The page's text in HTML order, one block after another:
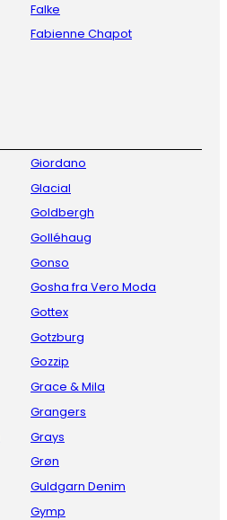
Falke
Fabienne Chapot
Giordano
Glacial
Goldbergh
Golléhaug
Gonso
Gosha fra Vero Moda
Gottex
Gotzburg
Gozzip
Grace & Mila
Grangers
Grays
Grøn
Guldgarn Denim
Gymp